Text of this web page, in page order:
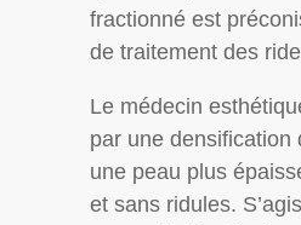
fractionné est
de traitement des
Le médecin
par une densification
une peau plus
et sans ridules.